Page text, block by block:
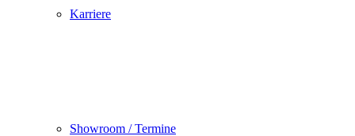
Karriere
Showroom / Termine